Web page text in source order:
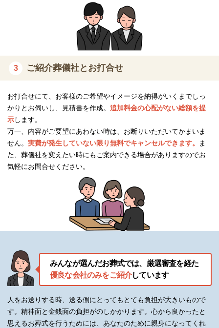
3 ご紹介葬儀社とお打合せ
お打合せにて、お客様のご希望やイメージを納得がいくまでしっ
かりとお伺いし、見積書を作成。 追加料金の心配がない総額を提
示します。
万一、内容がご要望にあわない時は、お断りいただいてかまいま
せん。 実費が発生していない限り無料でキャンセルできます。
ま
た、葬儀社を変えたい時にもご案内できる場合がありますのでお
気軽にお問合せください。
みんなが選んだお葬式では、厳選審査を経た
優良な会社のみをご紹介しています
人をお送りする時、送る側にとってもとても負担が大きいもので
す。精神面と金銭面の負担がのしかかります。 心から良かったと
思えるお葬式を行うためには、あなたのために親身になってくれ